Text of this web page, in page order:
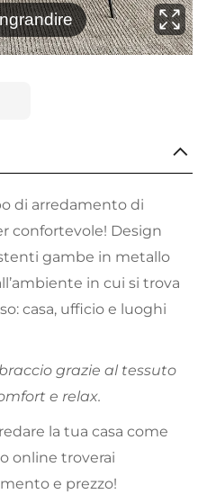
di arredamento di
confortevole! Design
gambe in metallo
in cui si trova
casa, ufficio e luoghi
grazie al tessuto
e relax.
la tua casa come
online troverai
e prezzo!